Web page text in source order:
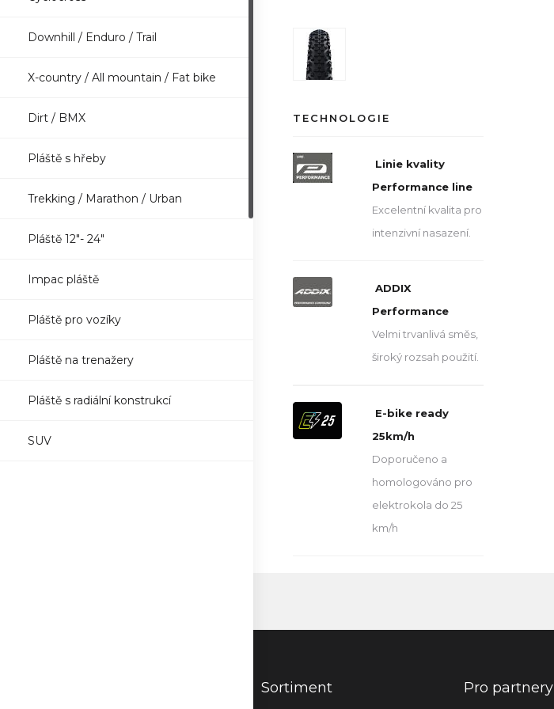
Downhill / Enduro / Trail
X-country / All mountain / Fat bike
Dirt / BMX
Pláště s hřeby
Trekking / Marathon / Urban
Pláště 12"- 24"
Impac pláště
Pláště pro vozíky
Pláště na trenažery
Pláště s radiální konstrukcí
SUV
TECHNOLOGIE
Linie kvality
Performance line
Excelentní kvalita pro
intenzivní nasazení.
ADDIX
Performance
Velmi trvanlivá směs,
široký rozsah použití.
E-bike ready
25km/h
Doporučeno a
homologováno pro
elektrokola do 25
km/h
Sortiment Pro partnery